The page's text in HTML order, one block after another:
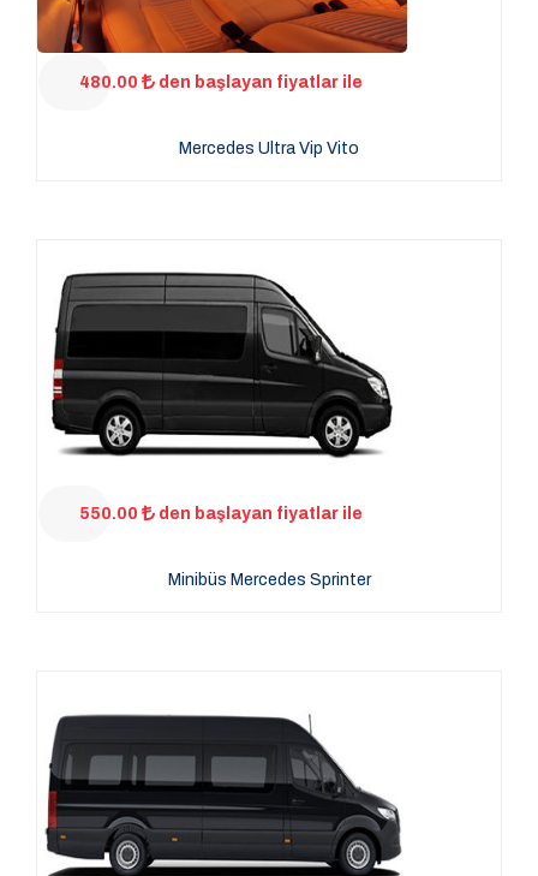
480.00 den başlayan fiyatlar ile
Mercedes Ultra Vip Vito
550.00 den başlayan fiyatlar ile
Minibüs Mercedes Sprinter